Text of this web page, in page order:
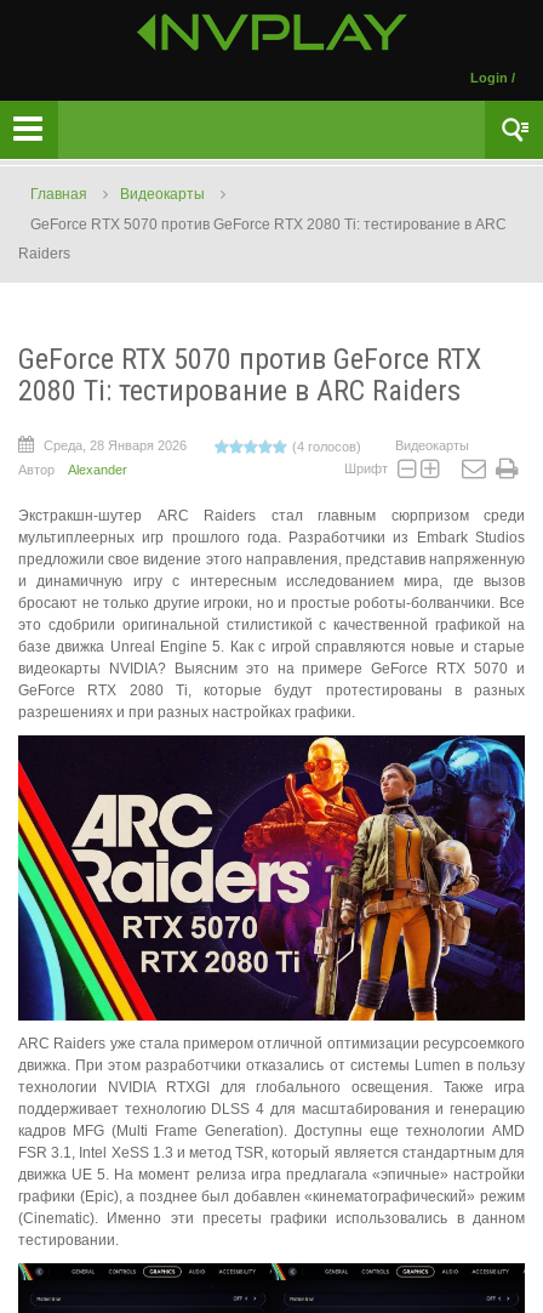
Login /
Главная
Видеокарты
GeForce RTX 5070 против GeForce RTX 2080 Ti: тестирование в ARC
Raiders
GeForce RTX 5070 против GeForce RTX
2080 Ti: тестирование в ARC Raiders
Среда, 28 Января 2026 (4 голосов)
Видеокарты
Автор
Alexander Шрифт
Экстракшн-шутер ARC Raiders стал главным сюрпризом среди
мультиплеерных игр прошлого года. Разработчики из Embark Studios
предложили свое видение этого направления, представив напряженную
и динамичную игру с интересным исследованием мира, где вызов
бросают не только другие игроки, но и простые роботы-болванчики. Все
это сдобрили оригинальной стилистикой с качественной графикой на
базе движка Unreal Engine 5. Как с игрой справляются новые и старые
видеокарты NVIDIA? Выясним это на примере GeForce RTX 5070 и
GeForce RTX 2080 Ti, которые будут протестированы в разных
разрешениях и при разных настройках графики.
ARC Raiders уже стала примером отличной оптимизации ресурсоемкого
движка. При этом разработчики отказались от системы Lumen в пользу
технологии NVIDIA RTXGI для глобального освещения. Также игра
поддерживает технологию DLSS 4 для масштабирования и генерацию
кадров MFG (Multi Frame Generation). Доступны еще технологии AMD
FSR 3.1, Intel XeSS 1.3 и метод TSR, который является стандартным для
движка UE 5. На момент релиза игра предлагала «эпичные» настройки
графики (Epic), а позднее был добавлен «кинематографический» режим
(Cinematic). Именно эти пресеты графики использовались в данном
тестировании.